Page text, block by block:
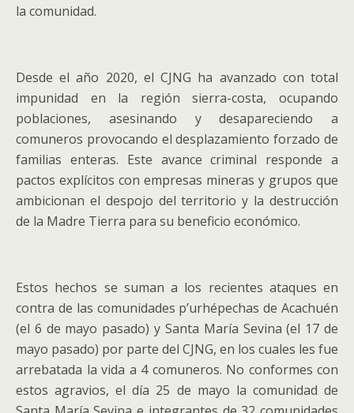
la comunidad.
Desde el año 2020, el CJNG ha avanzado con total
impunidad en la región sierra-costa, ocupando
poblaciones, asesinando y desapareciendo a
comuneros provocando el desplazamiento forzado de
familias enteras. Este avance criminal responde a
pactos explícitos con empresas mineras y grupos que
ambicionan el despojo del territorio y la destrucción
de la Madre Tierra para su beneficio económico.
Estos hechos se suman a los recientes ataques en
contra de las comunidades p’urhépechas de Acachuén
(el 6 de mayo pasado) y Santa María Sevina (el 17 de
mayo pasado) por parte del CJNG, en los cuales les fue
arrebatada la vida a 4 comuneros. No conformes con
estos agravios, el día 25 de mayo la comunidad de